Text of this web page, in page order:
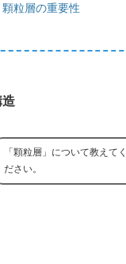
顆粒層の重要性
造
「顆粒層」について教えてく
ださい。